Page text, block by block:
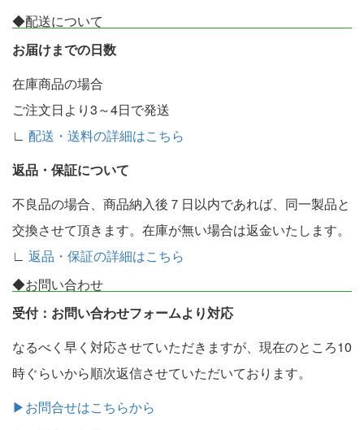
◆配送について
お届けまでの日数
在庫商品の場合
ご注文日より3～4日で発送
∟ 配送・送料の詳細はこちら
返品・保証について
不良品の場合、商品納入後７日以内であれば、同一製品と
交換させて頂きます。在庫が無い場合は返金いたします。
∟ 返品・保証の詳細はこちら
◆お問い合わせ
受付：お問い合わせフォームより対応
なるべく早く対応させていただきますが、現在のところ10
時ぐらいから順次返信させていただいております。
▶お問合せはこちらから